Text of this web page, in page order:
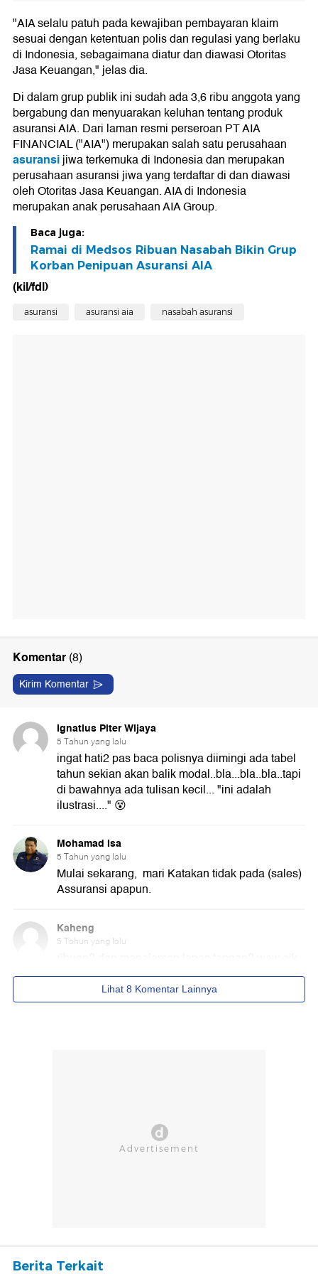
"AIA selalu patuh pada kewajiban pembayaran klaim
sesuai dengan ketentuan polis dan regulasi yang berlaku
di Indonesia, sebagaimana diatur dan diawasi Otoritas
Jasa Keuangan," jelas dia.
Di dalam grup publik ini sudah ada 3,6 ribu anggota yang
bergabung dan menyuarakan keluhan tentang produk
asuransi AIA. Dari laman resmi perseroan PT AIA
FINANCIAL ("AIA") merupakan salah satu perusahaan
asuransijiwa terkemuka di Indonesia dan merupakan
perusahaan asuransi jiwa yang terdaftar di dan diawasi
oleh Otoritas Jasa Keuangan. AIA di Indonesia
merupakan anak perusahaan AIA Group.
Baca juga:
Ramai di Medsos Ribuan Nasabah Bikin Grup
Korban Penipuan Asuransi AIA
(kil/fdl)
asuransi asuransi aia nasabah asuransi
Berita Terkait